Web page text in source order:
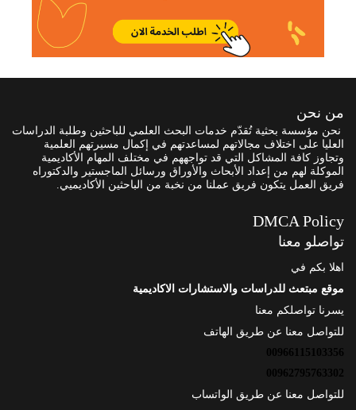
من نحن
نحن مؤسسة بحثية تُقدّم خدمات البحث العلمي للباحثين وطلبة الدراسات
العليا على اختلاف مجالاتهم لمساعدتهم في إكمال مسيرتهم العلمية
وتجاوز كافة المشاكل التي قد تواجههم في مختلف المهام الأكاديمية
الموكلة لهم من إعداد الأبحاث والأوراق ورسائل الماجستير والدكتوراه
فريق العمل يتكون فريق عملنا من نخبة من الباحثين الأكاديميي.
DMCA Policy
تواصلو معنا
اهلا بكم في
موقع مبتعث للدراسات والاستشارات الاكاديمية
يسرنا تواصلكم معنا
للتواصل معنا عن طريق الهاتف
00966115103356
00962795763302
للتواصل معنا عن طريق الواتساب